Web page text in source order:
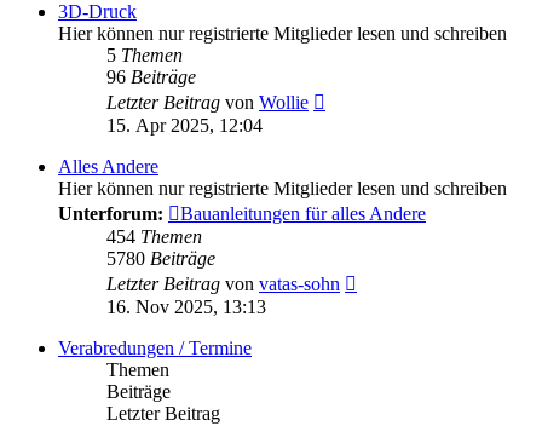
3D-Druck
Hier können nur registrierte Mitglieder lesen und schreiben
5 Themen
96 Beiträge
Letzter Beitrag von Wollie
15. Apr 2025, 12:04
Alles Andere
Hier können nur registrierte Mitglieder lesen und schreiben
Unterforum:
Bauanleitungen für alles Andere
454 Themen
5780 Beiträge
Letzter Beitrag von vatas-sohn
16. Nov 2025, 13:13
Verabredungen / Termine
Themen
Beiträge
Letzter Beitrag